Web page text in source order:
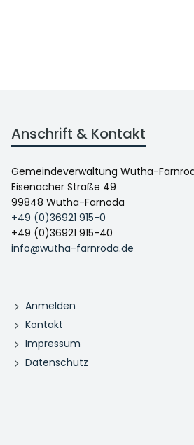
Anschrift & Kontakt
Gemeindeverwaltung Wutha-
Eisenacher Straße 49
99848 Wutha-Farnoda
+49 (0)36921 915-0
+49 (0)36921 915-40
info@wutha-farnroda.de
Anmelden
Kontakt
Impressum
Datenschutz